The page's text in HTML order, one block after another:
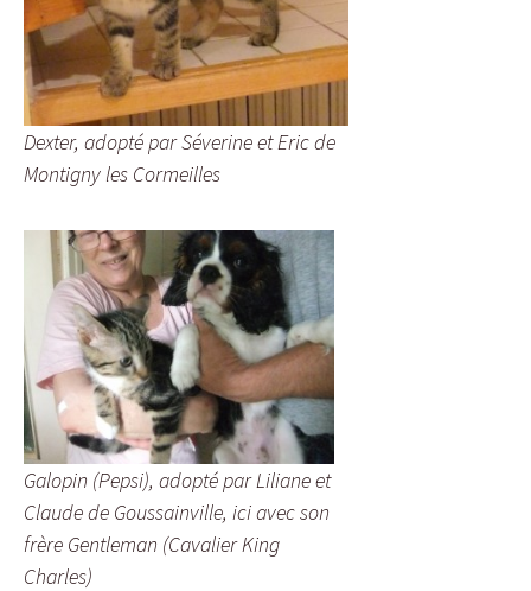
Dexter, adopté par Séverine et Eric de
Montigny les Cormeilles
Galopin (Pepsi), adopté par Liliane et
Claude de Goussainville, ici avec son
frère Gentleman (Cavalier King
Charles)